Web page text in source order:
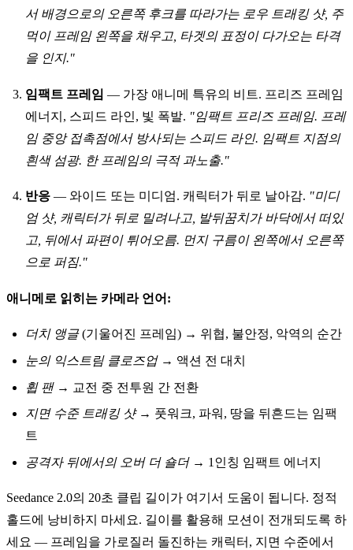
서 배경으로의 오른쪽 후크를 따라가는 로우 트래킹 샷, 주
먹이 프레임 왼쪽을 채우고, 타겟의 표정이 다가오는 타격
을 인지."
임팩트 프레임 — 가장 애니메 특유의 비트. 프리즈 프레임
에너지, 스피드 라인, 빛 폭발. "임팩트 프리즈 프레임. 프레
임 중앙 접촉점에서 방사되는 스피드 라인. 임팩트 지점의
흰색 섬광. 한 프레임의 극적 과노출."
반응 — 와이드 또는 미디엄. 캐릭터가 뒤로 날아감. "미디
엄 샷, 캐릭터가 뒤로 밀려나고, 발뒤꿈치가 바닥에서 떠있
고, 뒤에서 파편이 튀어오름. 먼지 구름이 왼쪽에서 오른쪽
으로 퍼짐."
애니메로 읽히는 카메라 언어:
더치 앵글(기울어진 프레임) → 위협, 불안정, 악역의 순간
눈의 익스트림 클로즈업→ 액션 전 대치
휩 팬→ 교전 중 전투원 간 전환
지면 수준 트래킹 샷→ 풋워크, 파워, 땅을 뒤흔드는 임팩
트
공격자 뒤에서의 오버 더 숄더→ 1인칭 임팩트 에너지
Seedance 2.0의 20초 클립 길이가 여기서 도움이 됩니다. 정적
홀드에 낭비하지 마세요. 길이를 활용해 모션이 전개되도록 하
세요 — 프레임을 가로질러 돌진하는 캐릭터, 지면 수준에서